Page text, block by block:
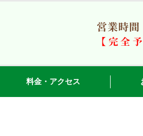
営業時
【完全
料金・アクセス